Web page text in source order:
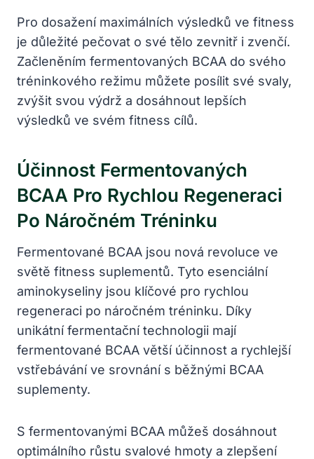
Pro dosažení maximálních výsledků ve fitness
je důležité pečovat o své tělo zevnitř i zvenčí.
Začleněním fermentovaných BCAA do svého
tréninkového režimu můžete posílit své svaly,
zvýšit svou výdrž a dosáhnout lepších
výsledků ve svém fitness cílů.
Účinnost Fermentovaných
BCAA Pro Rychlou Regeneraci
Po Náročném Tréninku
Fermentované BCAA jsou nová revoluce ve
světě fitness suplementů. Tyto esenciální
aminokyseliny jsou klíčové pro rychlou
regeneraci po náročném tréninku. Díky
unikátní fermentační technologii mají
fermentované BCAA větší účinnost a rychlejší
vstřebávání ve srovnání s běžnými BCAA
suplementy.
S fermentovanými BCAA můžeš dosáhnout
optimálního růstu svalové hmoty a zlepšení